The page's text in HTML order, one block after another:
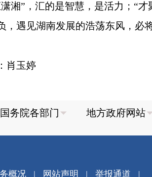
潇湘”，汇的是智慧，是活力；“
，遇见湖南发展的浩荡东风，必
肖玉婷
概况| 网站声明 | 举报通道 |